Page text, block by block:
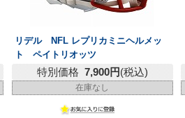
リデル NFL レプリカミニヘルメッ
ト ペイトリオッツ
特別価格 7,900円(税込)
在庫なし